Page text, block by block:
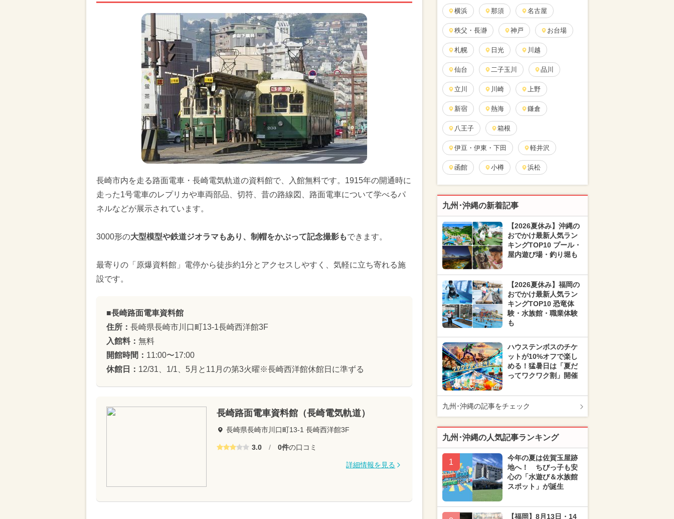
長崎市内を走る路面電車・長崎電気軌道の資料館で、入館無料です。1915年の開通時に
走った1号電車のレプリカや車両部品、切符、昔の路線図、路面電車について学べるパ
ネルなどが展示されています。
3000形の大型模型や鉄道ジオラマもあり、制帽をかぶって記念撮影もできます。
最寄りの「原爆資料館」電停から徒歩約1分とアクセスしやすく、気軽に立ち寄れる施
設です。
■長崎路面電車資料館
住所： 長崎県長崎市川口町13-1長崎西洋館3F
入館料： 無料
開館時間： 11:00〜17:00
休館日： 12/31、1/1、5月と11月の第3火曜※長崎西洋館休館日に準ずる
長崎路面電車資料館（長崎電気軌道）
長崎県長崎市川口町13-1 長崎西洋館3F
3.0 / 0件の口コミ
詳細情報を見る
横浜 那須 名古屋
秩父・長瀞 神戸 お台場
札幌 日光 川越
仙台 二子玉川 品川
立川 川崎 上野
新宿 熱海 鎌倉
八王子 箱根
伊豆・伊東・下田 軽井沢
函館 小樽 浜松
九州･沖縄の新着記事
【2026夏休み】沖縄の
おでかけ最新人気ラン
キングTOP10 プール・
屋内遊び場・釣り堀も
【2026夏休み】福岡の
おでかけ最新人気ラン
キングTOP10 恐竜体
験・水族館・職業体験
も
ハウステンボスのチケ
ットが10%オフで楽し
める！猛暑日は「夏だ
ってワクワク割」開催
九州･沖縄の記事をチェック
九州･沖縄の人気記事ランキング
1
今年の夏は佐賀玉屋跡
地へ！ ちびっ子も安
心の「水遊び＆水族館
スポット」が誕生
【福岡】8月13日・14